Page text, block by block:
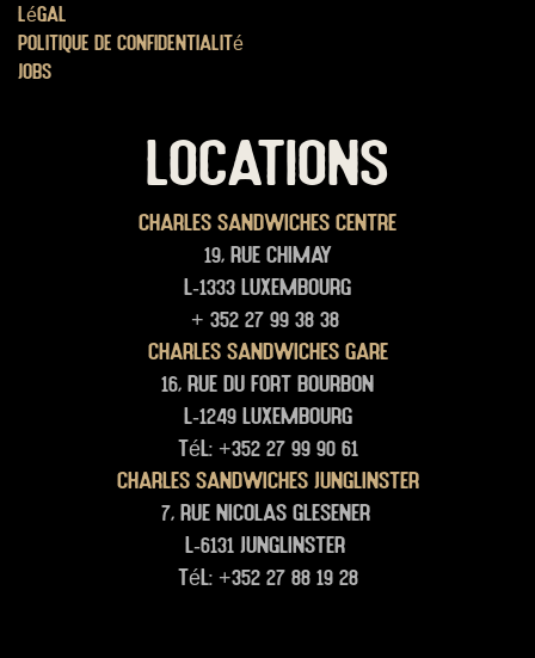
Légal
Politique de confidentialité
Jobs
LOCATIONS
Charles Sandwiches Centre
19, rue Chimay
L-1333 Luxembourg
+ 352 27 99 38 38
Charles Sandwiches Gare
16, rue du Fort Bourbon
L-1249 Luxembourg
Tél: +352 27 99 90 61
Charles Sandwiches junglinster
7, rue Nicolas glesener
L-6131 junglinster
Tél: +352 27 88 19 28